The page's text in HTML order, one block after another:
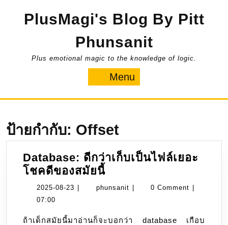
PlusMagi's Blog By Pitt
Phunsanit
Plus emotional magic to the knowledge of logic.
Menu
ป้ายกำกับ: Offset
Database: ดีกว่าเก็บเป็นไฟล์เยอะ
โชคดีของสมัยนี้Database:
ดี
2025-08-23 2025- phunsanit phunsanit0 Comment
07:00
ถ้าเด็กสมัยนี้มาอ่านก็จะบอกว่า database เกือบ